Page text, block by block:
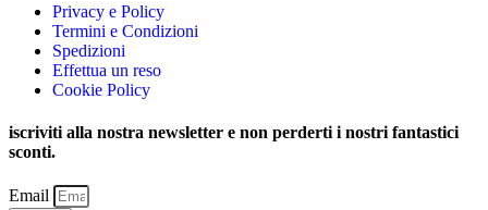
Privacy e Policy
Termini e Condizioni
Spedizioni
Effettua un reso
Cookie Policy
iscriviti alla nostra newsletter e non perderti i nostri fantastici
sconti.
Email